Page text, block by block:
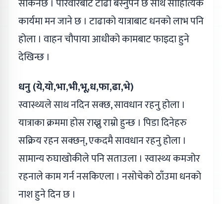
सकिनेछ । परिवारबाट टाढा बस्नुपर्ने छ साथै साहित्यिक
कार्यमा मन जाने छ । टाढाको यात्राबाट धनको लाभ पनि
होला । वाहन चौपाया आधीको कामबाट फाइदा हुने
देखिन्छ ।
धनु (ये,यो,भा,भी,भू,ध,फा,ढा,भे)
स्वास्थ्यले साथ नदिन सक्छ, सावधान रहनु होला ।
यात्राका क्रममा होस राख्नु राम्रो हुन्छ । पिडा दिनेहरु
सक्रिय रहन सक्छन्, एकदमै सावधान रहनु होला ।
सामान्य रुघाखोकीले पनि सताउला । स्वास्थ्य कमजोर
रहनाले काम गर्न नसकिएला । नसोचेको ठाँउमा धनको
नाश हुने दिन छ ।